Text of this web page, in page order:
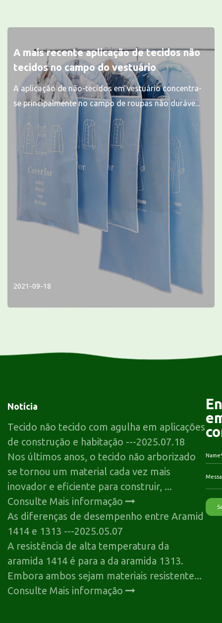
A mais recente aplicação de tecidos não
tecidos no campo do vestuário
A aplicação de não-tecidos em vestuário concentra-
se principalmente no campo de roupas não duráve...
2021-09-18
Notícia
Tecido não tecido com agulha em aplicações
de construção e habitação ---2025.07.18
Nos últimos anos, o tecido não arborizado
se tornou um material cada vez mais
inovador e eficiente para construir, ...
Consulte Mais informação
As diferenças de desempenho entre Aramid
1414 e 1313 ---2025.05.07
A resistência de alta temperatura da
aramida 1414 é para a da aramida 1313.
Embora ambos sejam materiais resistente...
Consulte Mais informação